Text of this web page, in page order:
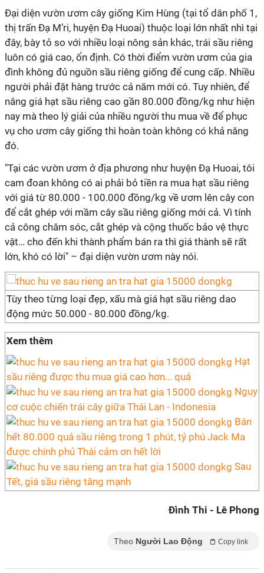
Đại diện vườn ươm cây giống Kim Hùng (tại tổ dân phố 1,
thị trấn Đạ M’ri, huyện Đạ Huoai) thuộc loại lớn nhất nhì tại
đây, bày tỏ so với nhiều loại nông sản khác, trái sầu riêng
luôn có giá cao, ổn định. Có thời điểm vườn ươm của gia
đình không đủ nguồn sầu riêng giống để cung cấp. Nhiều
người phải đặt hàng trước cả năm mới có. Tuy nhiên, để
nâng giá hạt sầu riêng cao gần 80.000 đồng/kg như hiện
nay mà theo lý giải của nhiều người thu mua về để phục
vụ cho ươm cây giống thì hoàn toàn không có khả năng
đó.
"Tại các vườn ươm ở địa phương như huyện Đạ Huoai, tôi
cam đoan không có ai phải bỏ tiền ra mua hạt sầu riêng
với giá từ 80.000 - 100.000 đồng/kg về ươm lên cây con
để cắt ghép với mầm cây sầu riêng giống mới cả. Vì tính
cả công chăm sóc, cắt ghép và cộng thuốc bảo vệ thực
vật… cho đến khi thành phẩm bán ra thì giá thành sẽ rất
lớn, khó có lời" – đại diện vườn ươm này nói.
Tùy theo từng loại đẹp, xấu mà giá hạt sầu riêng dao
động mức 50.000 - 80.000 đồng/kg.
Xem thêm
Hạt
sầu riêng được thu mua giá cao hơn... quả
Nguy
cơ cuộc chiến trái cây giữa Thái Lan - Indonesia
Bán
hết 80.000 quả sầu riêng trong 1 phút, tỷ phú Jack Ma
được chính phủ Thái cảm ơn hết lời
Sau
Tết, giá sầu riêng tăng mạnh
Đình Thi - Lê Phong
Theo Người Lao Động Copy link